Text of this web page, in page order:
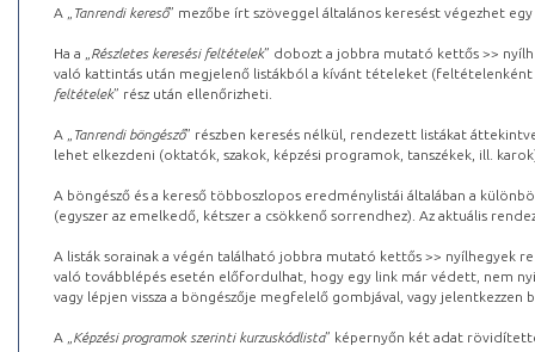
A „ Tanrendi kereső” mezőbe írt szöveggel általános keresést végezhet
Ha a „ Részletes keresési feltételek” dobozt a jobbra mutató kettős >>
való kattintás után megjelenő listákból a kívánt tételeket (feltételenként
feltételek” rész után ellenőrizheti.
A „ Tanrendi böngésző” részben keresés nélkül, rendezett listákat
lehet elkezdeni (oktatók, szakok, képzési programok, tanszékek, ill.
A böngésző és a kereső többoszlopos eredménylistái általában a
(egyszer az emelkedő, kétszer a csökkenő sorrendhez). Az aktuális
A listák sorainak a végén található jobbra mutató kettős >> nyílhegyek
való továbblépés esetén előfordulhat, hogy egy link már védett, nem
vagy lépjen vissza a böngészője megfelelő gombjával, vagy
A „ Képzési programok szerinti kurzuskódlista” képernyőn két adat